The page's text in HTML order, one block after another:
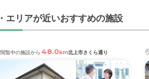
エリアが近いおすすめの施設
閲覧中の施設から 48.0km北上市さくら通り